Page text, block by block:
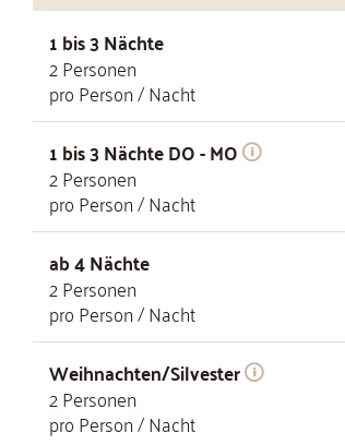
1 bis 3 Nächte
2Personen
pro Person / Nacht
1 bis 3 Nächte DO - MO
2Personen
pro Person / Nacht
ab 4 Nächte
2Personen
pro Person / Nacht
Weihnachten/Silvester
2Personen
pro Person / Nacht